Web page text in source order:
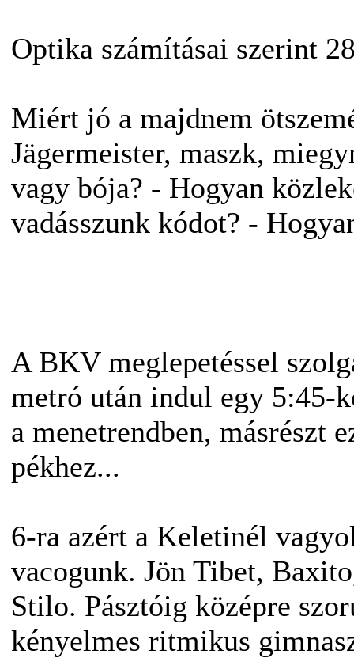
Optika számításai szerint
Miért jó a majdnem
Jägermeister, maszk,
vagy bója? - Hogyan
vadásszunk kódot? -
A BKV meglepetéssel
metró után indul egy 5:45-
a menetrendben, másrészt
pékhez...
6-ra azért a Keletinél
vacogunk. Jön Tibet,
Stilo. Pásztóig középre
kényelmes ritmikus